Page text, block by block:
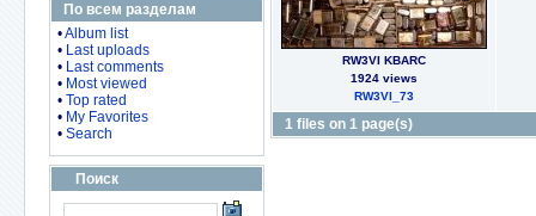
По всем разделам
•Album list
• Last uploads
• Last comments
• Most viewed
• Top rated
• My Favorites
• Search
Поиск
RW3VI KBARC
1924 views
RW3VI_73
1 files on 1 page(s)